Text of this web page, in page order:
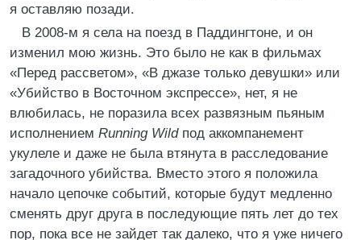
я оставляю позади.
В 2008-м я села на поезд в Паддингтоне, и он
изменил мою жизнь. Это было не как в фильмах
«Перед рассветом», «В джазе только девушки» или
«Убийство в Восточном экспрессе», нет, я не
влюбилась, не поразила всех развязным пьяным
исполнением Running Wildпод аккомпанемент
укулеле и даже не была втянута в расследование
загадочного убийства. Вместо этого я положила
начало цепочке событий, которые будут медленно
сменять друг друга в последующие пять лет до тех
пор, пока все не зайдет так далеко, что я уже ничего